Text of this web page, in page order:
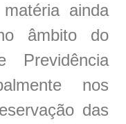
ainda
âmbito do
Previdência
nos
das